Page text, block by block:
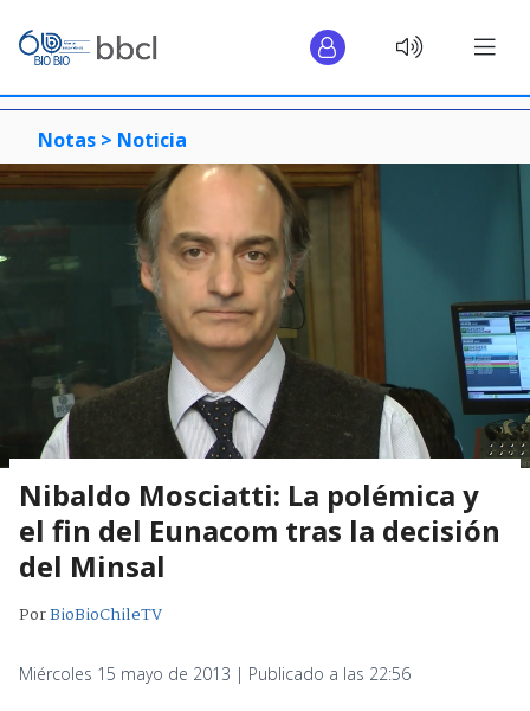
Notas > Noticia
Nibaldo Mosciatti: La polémica y
el fin del Eunacom tras la decisión
del Minsal
PorBioBioChileTV
Miércoles 15 mayo de 2013 | Publicado a las 22:56